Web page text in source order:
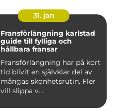
31. jan
Fransförlängning karlstad
guide till fylliga och
hållbara fransar
Fransförlängning har på kort
tid blivit en självklar del av
mångas skönhetsrutin. Fler
vill slippa v...